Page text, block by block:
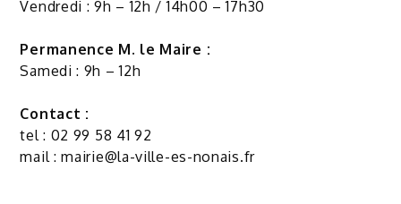
Vendredi : 9h – 12h / 14h00 – 17h30
Permanence M. le Maire :
Samedi : 9h – 12h
Contact :
tel : 02 99 58 41 92
mail :mairie@la-ville-es-nonais.fr